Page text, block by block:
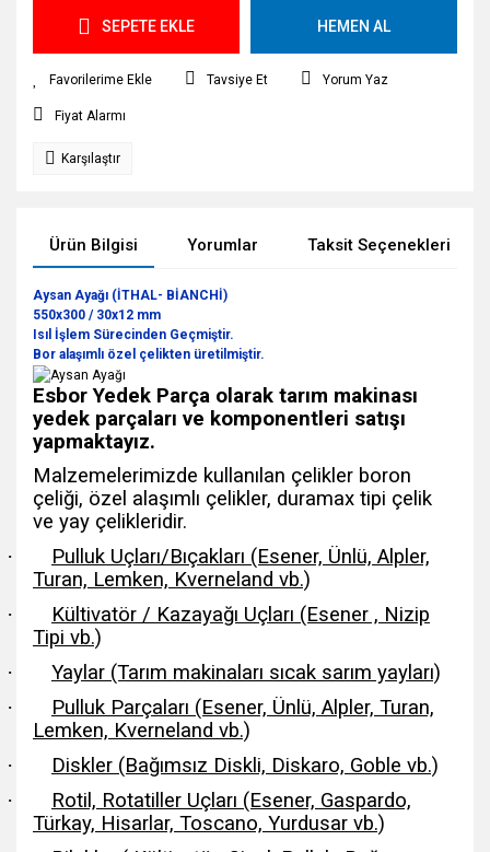
SEPETE EKLE HEMEN AL
Tavsiye Et Yorum Yaz
Fiyat Alarmı
Karşılaştır
Ürün Bilgisi Yorumlar Taksit Seçenekleri
Aysan Ayağı (İTHAL- BİANCHİ)
550x300 / 30x12 mm
Isıl İşlem Sürecinden Geçmiştir.
Bor alaşımlı özel çelikten üretilmiştir.
Esbor Yedek Parça olarak tarım makinası
yedek parçaları ve komponentleri satışı
yapmaktayız.
Malzemelerimizde kullanılan çelikler boron
çeliği, özel alaşımlı çelikler, duramax tipi çelik
ve yay çelikleridir.
·
Pulluk Uçları/Bıçakları (Esener, Ünlü, Alpler,
Turan, Lemken, Kverneland vb.)
·
Kültivatör / Kazayağı Uçları (Esener , Nizip
Tipi vb.)
· Yaylar (Tarım makinaları sıcak sarım yayları)
·
Pulluk Parçaları (Esener, Ünlü, Alpler, Turan,
Lemken, Kverneland vb.)
· Diskler (Bağımsız Diskli, Diskaro, Goble vb.)
·
Rotil, Rotatiller Uçları (Esener, Gaspardo,
Türkay, Hisarlar, Toscano, Yurdusar vb.)